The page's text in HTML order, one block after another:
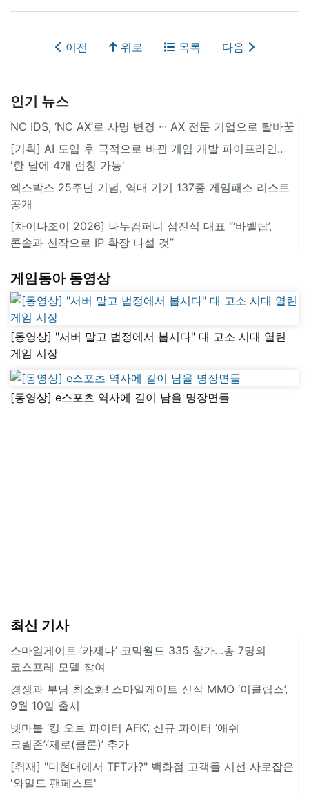
이전 위로 목록 다음
인기 뉴스
NC IDS, ‘NC AX’로 사명 변경 ∙∙∙ AX 전문 기업으로 탈바꿈
[기획] AI 도입 후 극적으로 바뀐 게임 개발 파이프라인..
'한 달에 4개 런칭 가능'
엑스박스 25주년 기념, 역대 기기 137종 게임패스 리스트
공개
[차이나조이 2026] 나누컴퍼니 심진식 대표 “‘바벨탑’,
콘솔과 신작으로 IP 확장 나설 것”
게임동아 동영상
[동영상] "서버 말고 법정에서 봅시다" 대 고소 시대 열린
게임 시장
[동영상] e스포츠 역사에 길이 남을 명장면들
최신 기사
스마일게이트 ‘카제나’ 코믹월드 335 참가…총 7명의
코스프레 모델 참여
경쟁과 부담 최소화! 스마일게이트 신작 MMO ‘이클립스’,
9월 10일 출시
넷마블 ‘킹 오브 파이터 AFK’, 신규 파이터 ‘애쉬
크림존’·‘제로(클론)’ 추가
[취재] "더현대에서 TFT가?" 백화점 고객들 시선 사로잡은
'와일드 팬페스트'